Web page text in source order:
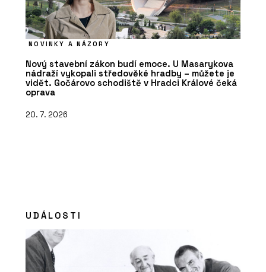
NOVINKY A NÁZORY
Nový stavební zákon budí emoce. U Masarykova
nádraží vykopali středověké hradby – můžete je
vidět. Gočárovo schodiště v Hradci Králové čeká
oprava
20. 7. 2026
UDÁLOSTI